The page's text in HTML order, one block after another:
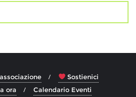
Sostienici
ora
Calendario Eventi